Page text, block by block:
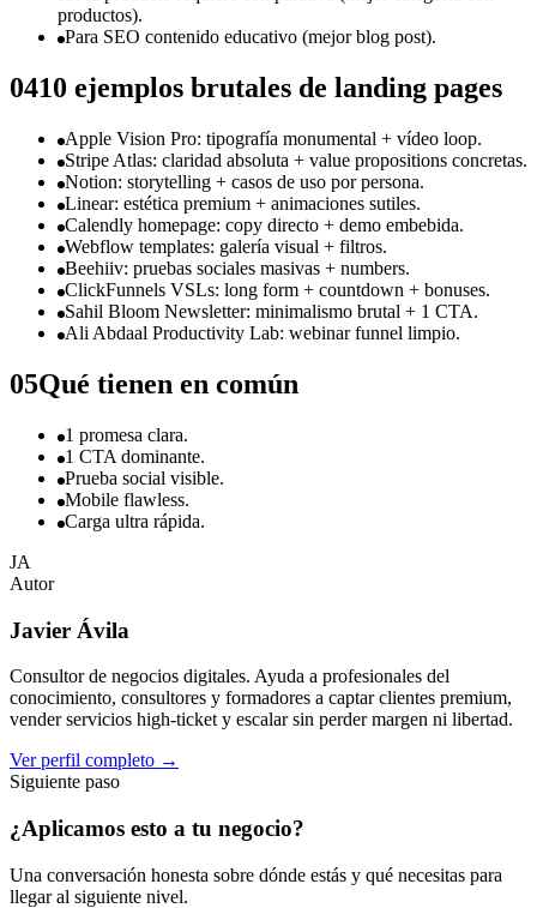
productos).
Para SEO contenido educativo (mejor blog post).
0410 ejemplos brutales de landing pages
Apple Vision Pro: tipografía monumental + vídeo loop.
Stripe Atlas: claridad absoluta + value propositions concretas.
Notion: storytelling + casos de uso por persona.
Linear: estética premium + animaciones sutiles.
Calendly homepage: copy directo + demo embebida.
Webflow templates: galería visual + filtros.
Beehiiv: pruebas sociales masivas + numbers.
ClickFunnels VSLs: long form + countdown + bonuses.
Sahil Bloom Newsletter: minimalismo brutal + 1 CTA.
Ali Abdaal Productivity Lab: webinar funnel limpio.
05Qué tienen en común
1 promesa clara.
1 CTA dominante.
Prueba social visible.
Mobile flawless.
Carga ultra rápida.
JA
Autor
Javier Ávila
Consultor de negocios digitales. Ayuda a profesionales del
conocimiento, consultores y formadores a captar clientes premium,
vender servicios high-ticket y escalar sin perder margen ni libertad.
Ver perfil completo →
Siguiente paso
¿Aplicamos esto a tu negocio?
Una conversación honesta sobre dónde estás y qué necesitas para
llegar al siguiente nivel.